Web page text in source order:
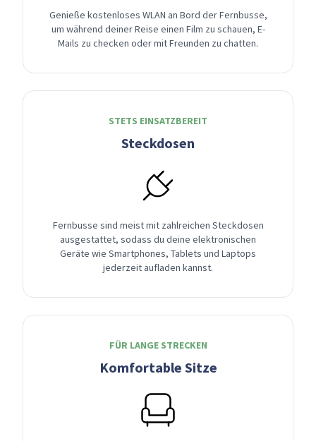
Genieße kostenloses WLAN an Bord der Fernbusse,
um während deiner Reise einen Film zu schauen, E-
Mails zu checken oder mit Freunden zu chatten.
STETS EINSATZBEREIT
Steckdosen
Fernbusse sind meist mit zahlreichen Steckdosen
ausgestattet, sodass du deine elektronischen
Geräte wie Smartphones, Tablets und Laptops
jederzeit aufladen kannst.
FÜR LANGE STRECKEN
Komfortable Sitze